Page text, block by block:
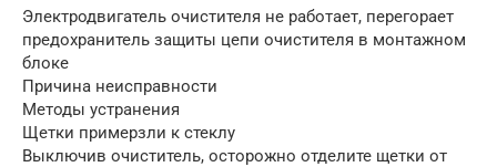
Электродвигатель очистителя не работает, перегорает
предохранитель защиты цепи очистителя в монтажном
блоке
Причина неисправности
Методы устранения
Щетки примерзли к стеклу
Выключив очиститель, осторожно отделите щетки от